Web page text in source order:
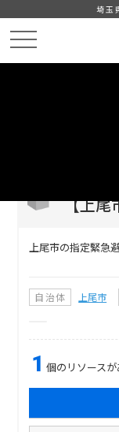
埼玉
【上尾
上尾市の指定緊急
自治体 上尾市
1 個のリソース